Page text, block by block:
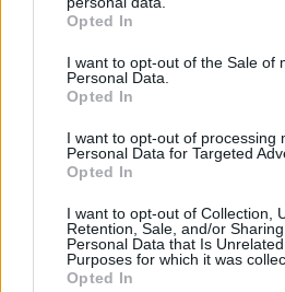
grant or deny consent to Google
use your data for below specified
consent section.
Opted In
I want to opt-out of the Sale of
Personal Data.
Opted In
I want to opt-out of processing
Personal Data for Targeted
Opted In
I want to opt-out of Collection,
Retention, Sale, and/or
Personal Data that Is
Purposes for which it was
Opted In
Στη ΓΑΔΑ κρατείται η
για την επίθεση στη Marfin,
φωτογραφίες
06.08.2026, 23:17